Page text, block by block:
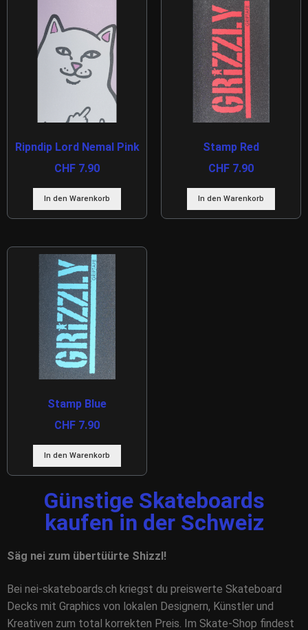
Ripndip Lord Nemal Pink
CHF 7.90
In den Warenkorb
Stamp Red
CHF 7.90
In den Warenkorb
Stamp Blue
CHF 7.90
In den Warenkorb
Günstige Skateboards
kaufen in der Schweiz
Säg nei zum übertüürte Shizzl!
Bei nei-skateboards.ch kriegst du preiswerte Skateboard
Decks mit Graphics von lokalen Designern, Künstler und
Kreativen zum total korrekten Preis. Im Skate-Shop findest